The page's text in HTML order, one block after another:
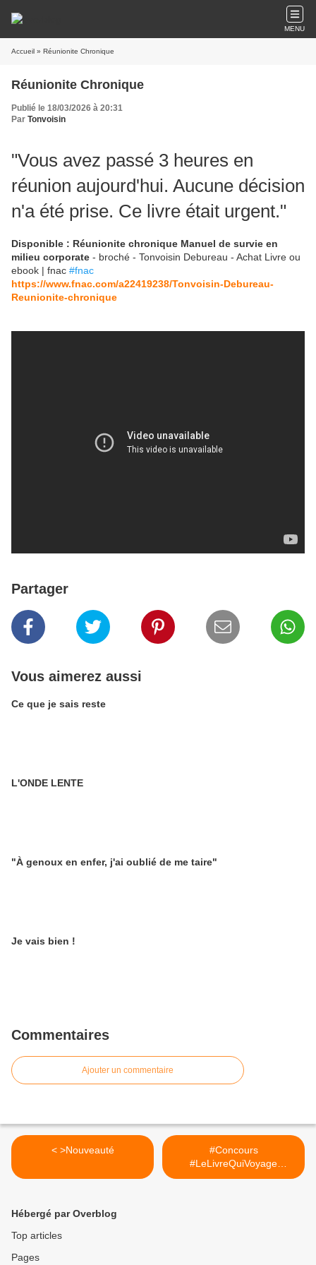
MENU
Accueil » Réunionite Chronique
Réunionite Chronique
Publié le 18/03/2026 à 20:31
Par Tonvoisin
"Vous avez passé 3 heures en
réunion aujourd'hui. Aucune décision
n'a été prise. Ce livre était urgent."
Disponible : Réunionite chronique Manuel de survie en
milieu corporate - broché - Tonvoisin Debureau - Achat Livre ou
ebook | fnac #fnac
https://www.fnac.com/a22419238/Tonvoisin-Debureau-
Reunionite-chronique
Partager
Vous aimerez aussi
Ce que je sais reste
L'ONDE LENTE
"À genoux en enfer, j'ai oublié de me taire"
Je vais bien !
Commentaires
Ajouter un commentaire
< >Nouveauté
#Concours
#LeLivreQuiVoyage
#ReunioniteChronique >
Hébergé par Overblog
Top articles
Pages